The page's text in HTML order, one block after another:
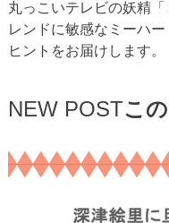
丸っこいテレビの妖精
レンドに敏感なミーハ
ヒントをお届けします。
NEW POSTこ